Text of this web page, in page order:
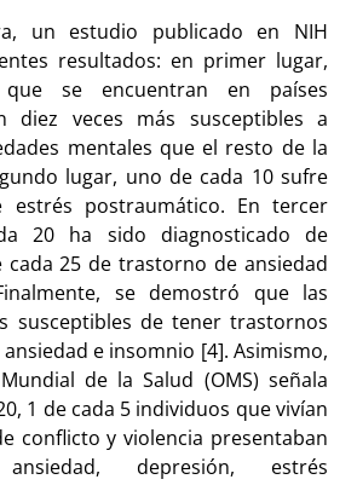
un estudio publicado en NIH
resultados: en primer lugar,
se encuentran en países
diez veces más susceptibles a
mentales que el resto de la
lugar, uno de cada 10 sufre
postraumático. En tercer
20 ha sido diagnosticado de
25 de trastorno de ansiedad
se demostró que las
susceptibles de tener trastornos
e insomnio [4]. Asimismo,
de la Salud (OMS) señala
1 de cada 5 individuos que vivían
conflicto y violencia presentaban
depresión, estrés